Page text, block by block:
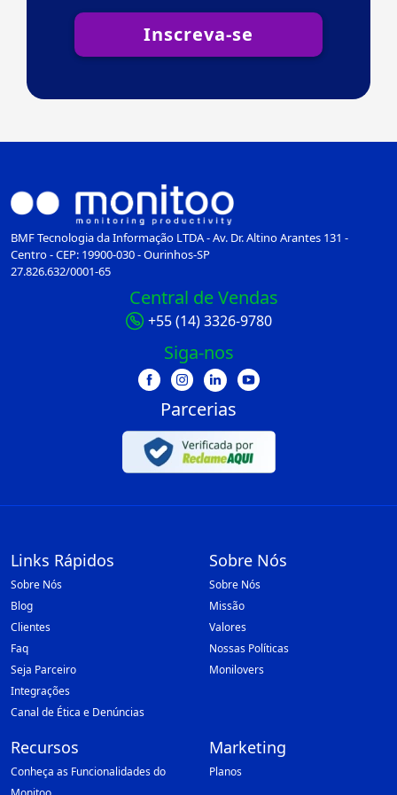
Inscreva-se
BMF Tecnologia da Informação LTDA - Av. Dr. Altino Arantes 131 -
Centro - CEP: 19900-030 - Ourinhos-SP
27.826.632/0001-65
Central de Vendas
+55 (14) 3326-9780
Siga-nos
Parcerias
Links Rápidos
Sobre Nós
Blog
Clientes
Faq
Seja Parceiro
Integrações
Canal de Ética e Denúncias
Sobre Nós
Sobre Nós
Missão
Valores
Nossas Políticas
Monilovers
Recursos
Conheça as Funcionalidades do
Marketing
Planos